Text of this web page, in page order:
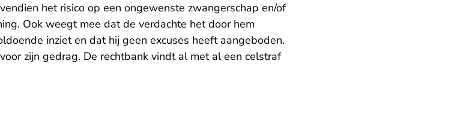
het risico op een ongewenste zwangerschap en/of
Ook weegt mee dat de verdachte het door hem
inziet en dat hij geen excuses heeft aangeboden.
zijn gedrag. De rechtbank vindt al met al een celstraf